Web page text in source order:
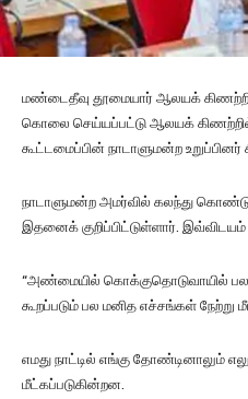
மண்டைதீவு தூமையார் ஆலயக்
கொலை செய்யப்பட்டு ஆலயக்
கூட்டமைப்பின் நாடாளுமன்ற
நாடாளுமன்ற அமர்வில் கலந்து
இதனைக் குறிப்பிட்டுள்ளார்.
“அண்மையில் கொக்குதொடுவாயில்
கூறப்படும் பல மனித எச்சங்கள் நேற்று
எமது நாட்டில் எங்கு தோண்டினாலும்
மீட்கப்படுகின்றன.